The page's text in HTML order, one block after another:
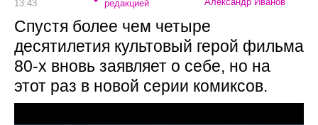
13:43
редакцией
Спустя более чем четыре
десятилетия культовый герой фильма
80-х вновь заявляет о себе, но на
этот раз в новой серии комиксов.